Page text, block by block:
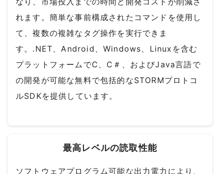
れます。簡単な事前構成されたコマンドを使用し
て、複数の複雑なタグ操作を実行できま
す。.NET、Android、Windows、Linuxを含む
プラットフォームでC、C＃、およびJava言語で
の開発が可能な無料で包括的なSTORMプロトコ
ルSDKを提供しています。
最高レベルの読取性能
ソフトウェアプログラム可能な出力電力により、